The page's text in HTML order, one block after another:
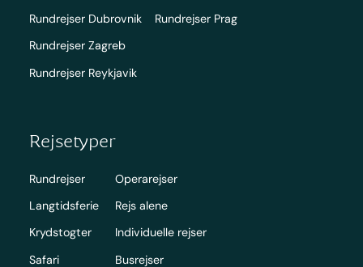
Rundrejser Dubrovnik
Rundrejser Zagreb
Rundrejser Reykjavik
Rundrejser Prag
Rejsetyper
Rundrejser
Langtidsferie
Krydstogter
Safari
Operarejser
Rejs alene
Individuelle rejser
Busrejser